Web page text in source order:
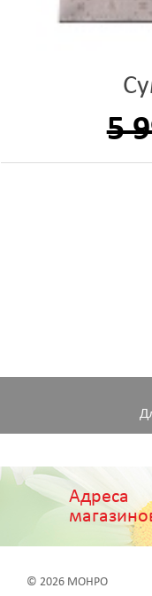
5
Адреса
© 2026 МОНРО